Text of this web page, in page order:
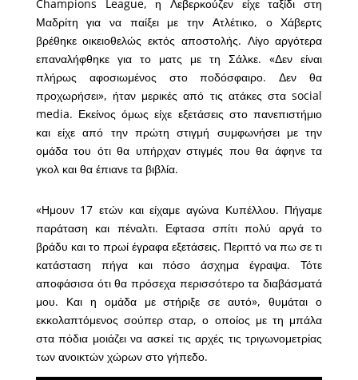
Champions League, η Λεβερκούζεν είχε ταξίδι στη
Μαδρίτη για να παίξει με την Ατλέτικο, ο Χάβερτς
βρέθηκε οικειοθελώς εκτός αποστολής. Λίγο αργότερα
επαναλήφθηκε για το ματς με τη Σάλκε. «Δεν είναι
πλήρως αφοσιωμένος στο ποδόσφαιρο. Δεν θα
προχωρήσει», ήταν μερικές από τις ατάκες στα social
media. Εκείνος όμως είχε εξετάσεις στο πανεπιστήμιο
και είχε από την πρώτη στιγμή συμφωνήσει με την
ομάδα του ότι θα υπήρχαν στιγμές που θα άφηνε τα
γκολ και θα έπιανε τα βιβλία.
«Ημουν 17 ετών και είχαμε αγώνα Κυπέλλου. Πήγαμε
παράταση και πέναλτι. Εφτασα σπίτι πολύ αργά το
βράδυ και το πρωί έγραφα εξετάσεις. Περιττό να πω σε τι
κατάσταση πήγα και πόσο άσχημα έγραψα. Τότε
αποφάσισα ότι θα πρόσεχα περισσότερο τα διαβάσματά
μου. Και η ομάδα με στήριξε σε αυτό», θυμάται ο
εκκολαπτόμενος σούπερ σταρ, ο οποίος με τη μπάλα
στα πόδια μοιάζει να ασκεί τις αρχές τις τριγωνομετρίας
των ανοικτών χώρων στο γήπεδο.